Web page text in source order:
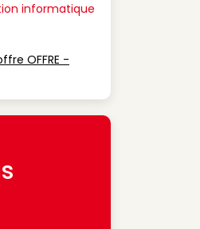
informatique
OFFRE -